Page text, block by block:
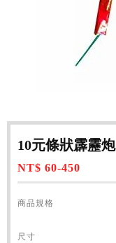
10元條狀霹靂炮
NT$ 60-450
商品規格
尺寸